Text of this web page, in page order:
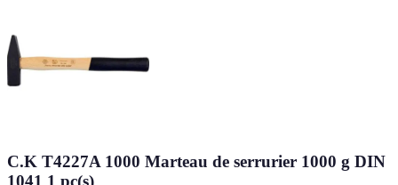
C.K T4227A 1000 Marteau de serrurier 1000 g DIN
1041 1 pc(s)